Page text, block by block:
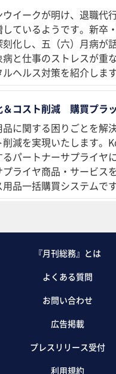
ウイークが明け、退職代
ているようです。新卒
化し、五（六）月病が
病と仕事のストレスが重
ヘルス対策を紹介します
＆コスト削減 購買プラ
に関する困りごとを解
減を実現いたします。
パートナーサプライヤ
プライヤ商品・サービス
品一括購買システムです
『月刊総務』とは
よくある質問
お問い合わせ
広告掲載
プレスリリース受付
利用規約